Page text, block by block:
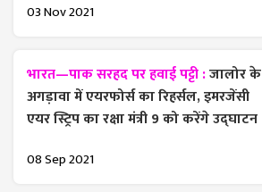
03 Nov 2021
भारत—पाक सरहद पर हवाई पट्टी :जालोर के
अगड़ावा में एयरफोर्स का रिहर्सल, इमरजेंसी
एयर स्ट्रिप का रक्षा मंत्री 9 को करेंगे उद्घाटन
08 Sep 2021